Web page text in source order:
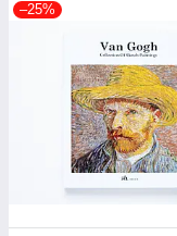
–25%